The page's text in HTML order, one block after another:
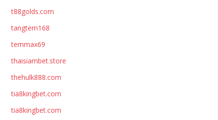
t88golds.com
tangtem168
temmax69
thaisiambet.store
thehulk888.com
tia8kingbet.com
tia8kingbet.com